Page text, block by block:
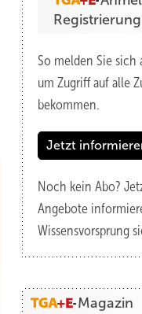
Registrierung
So melden Sie sich
um Zugriff auf alle
bekommen.
Jetzt
Noch kein Abo?
Angebote
Wissensvorsprung
Magazin